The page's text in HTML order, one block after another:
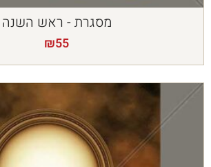
מסגרת - ראש השנה
₪55